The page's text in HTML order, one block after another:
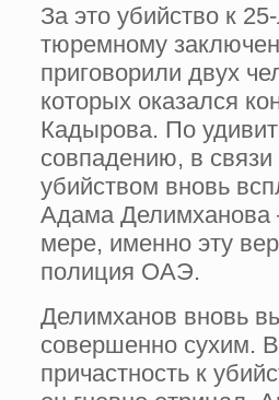
За это убийство к
тюремному
приговорили двух
которых оказался
Кадырова. По
совпадению, в связи
убийством вновь
Адама Делимханова
мере, именно эту
полиция ОАЭ.
Делимханов вновь
совершенно сухим.
причастность к